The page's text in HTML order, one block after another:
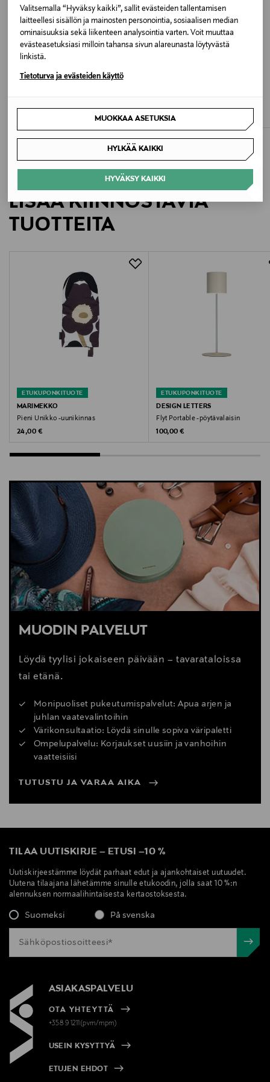
Valitsemalla “Hyväksy kaikki”, sallit evästeiden tallentamisen
laitteellesi sisällön ja mainosten personointia, sosiaalisen median
ominaisuuksia sekä liikenteen analysointia varten. Voit muuttaa
evästeasetuksiasi milloin tahansa sivun alareunasta löytyvästä
linkistä.
Tietoturva ja evästeiden käyttö
MUOKKAA ASETUKSIA
HYLKÄÄ KAIKKI
HYVÄKSY KAIKKI
Väri
BLACK (3009)
Valmistajan tuotenumero
42345
Valmistaja
Valmistajan osoite
Digitaalinen osoite
customercare@falke.com
Avainsanat
sukkahousut, Falke, kukkakuvioiset sukkahousut,
ETUKUPONKITUOTE
Original Price
42,90 €
LISÄÄ KIINNOSTAVIA
TUOTTEITA
ETUKUPONKITUOTE
MARIMEKKO
Pieni Unikko -uunikinnas
Original Price
24,00 €
ETUKUPONKITUOTE
DESIGN LETTERS
Flyt Portable -pöytävalaisin
Original Price
100,00 €
MUODIN PALVELUT
Löydä tyylisi jokaiseen päivään – tavarataloissa
tai etänä.
Monipuoliset pukeutumispalvelut: Apua arjen ja
juhlan vaatevalintoihin
Värikonsultaatio: Löydä sinulle sopiva väripaletti
Ompelupalvelu: Korjaukset uusiin ja vanhoihin
vaatteisiisi
TUTUSTU JA VARAA AIKA
TILAA UUTISKIRJE – ETUSI –10 %
Uutiskirjeestämme löydät parhaat edut ja ajankohtaiset uutuudet.
Uutena tilaajana lähetämme sinulle etukoodin, jolla saat 10 %:n
alennuksen normaalihintaisesta kertaostoksesta.
Suomeksi På svenska
ASIAKASPALVELU
OTA YHTEYTTÄ
+358 9 1211(pvm/mpm)
USEIN KYSYTTYÄ
ETUJEN EHDOT